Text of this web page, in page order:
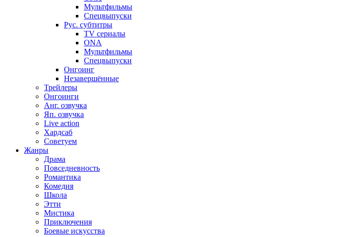
Мультфильмы
Спецвыпуски
Рус. субтитры
TV сериалы
ONA
Мультфильмы
Спецвыпуски
Онгоинг
Незавершённые
Трейлеры
Онгоинги
Анг. озвучка
Яп. озвучка
Live action
Хардсаб
Советуем
Жанры
Драма
Повседневность
Романтика
Комедия
Школа
Этти
Мистика
Приключения
Боевые искусства